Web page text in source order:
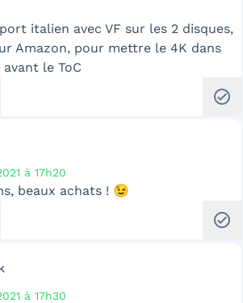
italien avec VF sur les 2 disques,
Amazon, pour mettre le 4K dans
le ToC
check_circle
à 17h20
beaux achats ! 😉
check_circle
à 17h30